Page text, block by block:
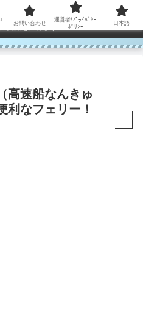
笑顔を広げます！
高速船なんきゅ
利なフェリー！
お問い合わせ
運営者/ﾌﾟﾗｲﾊﾞｼｰ
ﾎﾟﾘｼｰ
日本語